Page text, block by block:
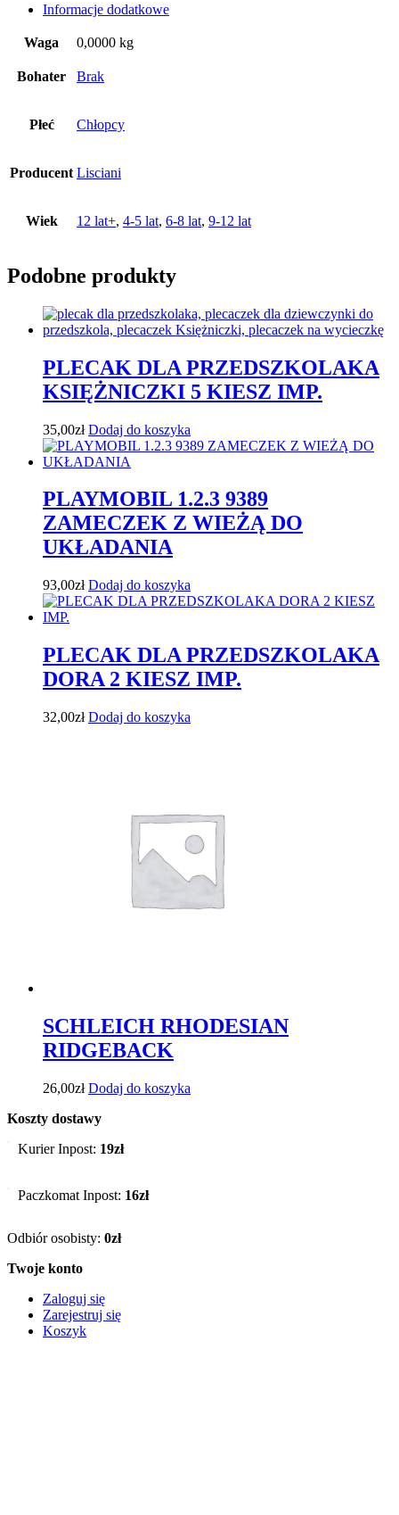
Informacje dodatkowe
Waga 0,0000 kg
Bohater Brak
Płeć Chłopcy
Producent Lisciani
Wiek 12 lat+, 4-5 lat, 6-8 lat, 9-12 lat
Podobne produkty
PLECAK DLA PRZEDSZKOLAKA
KSIĘŻNICZKI 5 KIESZ IMP.
35,00zł Dodaj do koszyka
PLAYMOBIL 1.2.3 9389
ZAMECZEK Z WIEŻĄ DO
UKŁADANIA
93,00zł Dodaj do koszyka
PLECAK DLA PRZEDSZKOLAKA
DORA 2 KIESZ IMP.
32,00zł Dodaj do koszyka
SCHLEICH RHODESIAN
RIDGEBACK
26,00zł Dodaj do koszyka
Koszty dostawy
Kurier Inpost: 19zł
Paczkomat Inpost: 16zł
Odbiór osobisty: 0zł
Twoje konto
Zaloguj się
Zarejestruj się
Koszyk